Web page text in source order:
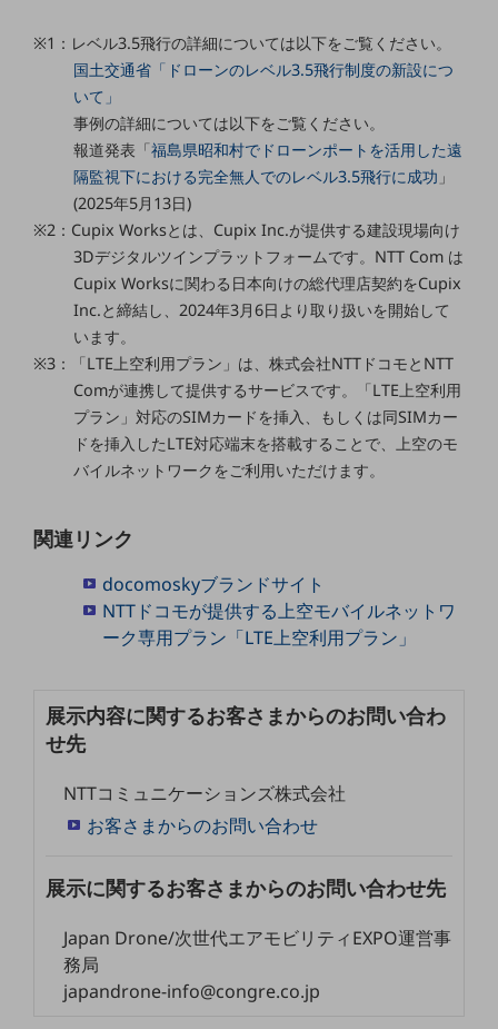
ビジネスお役立ち情報
旬な話題やお役立ち資料などDXの課題を
解決するヒントをお届けする記事サイト
お役立ち資料ダウンロード
トレンド記事特集
中堅中小企業向け
サービス・ソリューション
課題やニーズに合ったサービスをご紹介し、
中堅中小企業のビジネスをサポート！
お悩みから見つける
お悩みから見つけるTOP
ネットワーク
モバイル・音声
バックオフィス
セキュリティ
その他のお悩みはこちら
業界から見つける
業界から見つけるTOP
小売・卸売業
運輸業
その他の業界はこちら
ゲーム感覚で見つける
NTTドコモビジネス
オンラインショップ
モバイル・ICTサービスをオンラインで
※1：レベル3.5飛行の詳細については以下をご覧ください。
国土交通省「ドローンのレベル3.5飛行制度の新設につ
いて」
事例の詳細については以下をご覧ください。
報道発表「福島県昭和村でドローンポートを活用した遠
隔監視下における完全無人でのレベル3.5飛行に成功 」
(2025年5月13日)
※2：Cupix Worksとは、Cupix Inc.が提供する建設現場向け
3Dデジタルツインプラットフォームです。NTT Com は
Cupix Worksに関わる日本向けの総代理店契約をCupix
Inc.と締結し、2024年3月6日より取り扱いを開始して
います。
※3：「LTE上空利用プラン」は、株式会社NTTドコモとNTT
Comが連携して提供するサービスです。「LTE上空利用
プラン」対応のSIMカードを挿入、もしくは同SIMカー
ドを挿入したLTE対応端末を搭載することで、上空のモ
バイルネットワークをご利用いただけます。
関連リンク
docomoskyブランドサイト
NTTドコモが提供する上空モバイルネットワ
ーク専用プラン「LTE上空利用プラン」
展示内容に関するお客さまからのお問い合わ
せ先
NTTコミュニケーションズ株式会社
お客さまからのお問い合わせ
展示に関するお客さまからのお問い合わせ先
Japan Drone/次世代エアモビリティEXPO運営事
務局
japandrone-info@congre.co.jp